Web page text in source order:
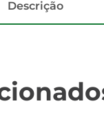
Descrição